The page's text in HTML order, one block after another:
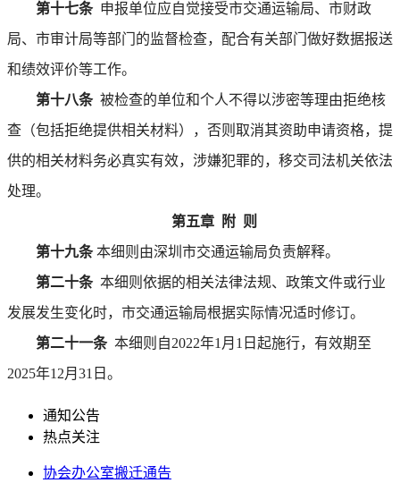
第十七条申报单位应自觉接受市交通运输局、市财政
局、市审计局等部门的监督检查，配合有关部门做好数据报送
和绩效评价等工作。
第十八条 被检查的单位和个人不得以涉密等理由拒绝核
查（包括拒绝提供相关材料），否则取消其资助申请资格，提
供的相关材料务必真实有效，涉嫌犯罪的，移交司法机关依法
处理。
第五章 附 则
第十九条本细则由深圳市交通运输局负责解释。
第二十条本细则依据的相关法律法规、政策文件或行业
发展发生变化时，市交通运输局根据实际情况适时修订。
第二十一条本细则自2022年1月1日起施行，有效期至
2025年12月31日。
通知公告
热点关注
协会办公室搬迁通告